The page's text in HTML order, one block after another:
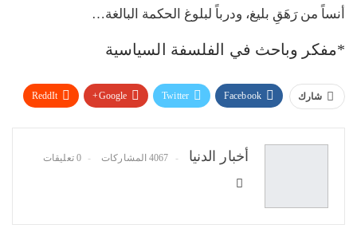
أنساً من رَهَقِ بليغ، ودرباً لبلوغ الحكمة البالغة…
*مفكر وباحث في الفلسفة السياسية
شارك Facebook
Twitter
Google+
ReddIt
أخبار الدنيا 4067 المشاركات 0 تعليقات